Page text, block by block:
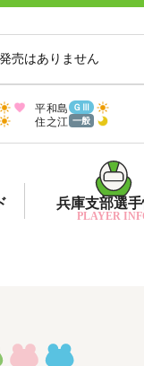
売はありません
平和島 ＧⅢ
住之江 一般
表
兵庫支部選
PLAYER
兵庫支部選